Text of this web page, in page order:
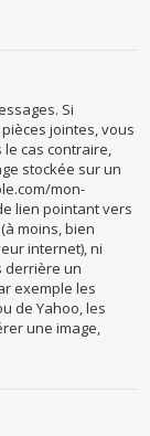
Si
jointes, vous
cas contraire,
stockée sur un
mon-
lien pointant vers
moins, bien
internet), ni
derrière un
exemple les
de Yahoo, les
une image,